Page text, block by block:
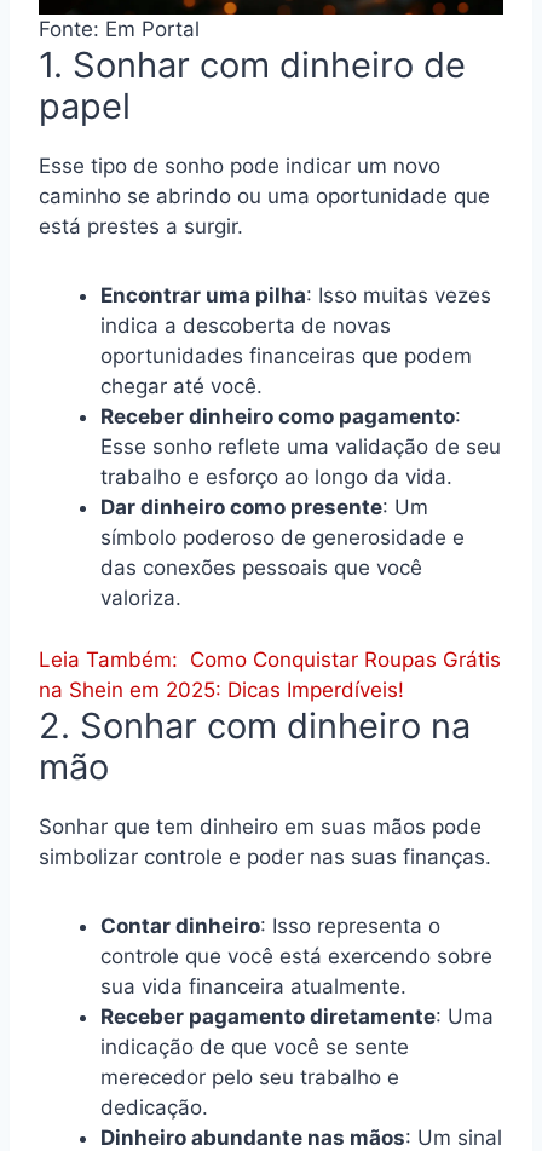
Fonte: Em Portal
1. Sonhar com dinheiro de
papel
Esse tipo de sonho pode indicar um novo
caminho se abrindo ou uma oportunidade que
está prestes a surgir.
Encontrar uma pilha: Isso muitas vezes
indica a descoberta de novas
oportunidades financeiras que podem
chegar até você.
Receber dinheiro como pagamento:
Esse sonho reflete uma validação de seu
trabalho e esforço ao longo da vida.
Dar dinheiro como presente: Um
símbolo poderoso de generosidade e
das conexões pessoais que você
valoriza.
Leia Também: Como Conquistar Roupas Grátis
na Shein em 2025: Dicas Imperdíveis!
2. Sonhar com dinheiro na
mão
Sonhar que tem dinheiro em suas mãos pode
simbolizar controle e poder nas suas finanças.
Contar dinheiro: Isso representa o
controle que você está exercendo sobre
sua vida financeira atualmente.
Receber pagamento diretamente: Uma
indicação de que você se sente
merecedor pelo seu trabalho e
dedicação.
Dinheiro abundante nas mãos: Um sinal